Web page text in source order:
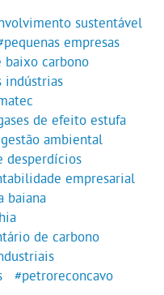
sustentável
empresas
baixo carbono
indústrias
de efeito estufa
ambiental
desperdícios
empresarial
baiana
de carbono
#petroreconcavo